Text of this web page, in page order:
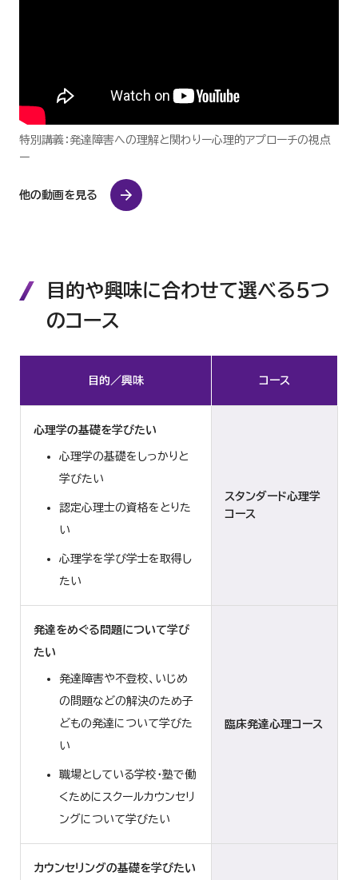
特別講義：発達障害への理解と関わりー心理的アプローチの視点
ー
他の動画を見る
目的や興味に合わせて選べる5つ
のコース
目的／興味 コース
心理学の基礎を学びたい
心理学の基礎をしっかりと
学びたい
認定心理士の資格をとりた
い
心理学を学び学士を取得し
たい
スタンダード心理学
コース
発達をめぐる問題について学び
たい
発達障害や不登校、いじめ
の問題などの解決のため子
どもの発達について学びた
い
職場としている学校・塾で働
くためにスクールカウンセリ
ングについて学びたい
臨床発達心理コース
カウンセリングの基礎を学びたい